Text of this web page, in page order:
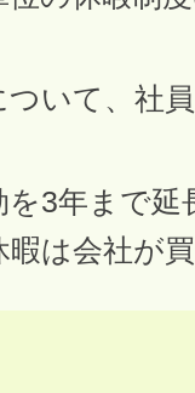
いて、社
を3年まで
暇は会社が